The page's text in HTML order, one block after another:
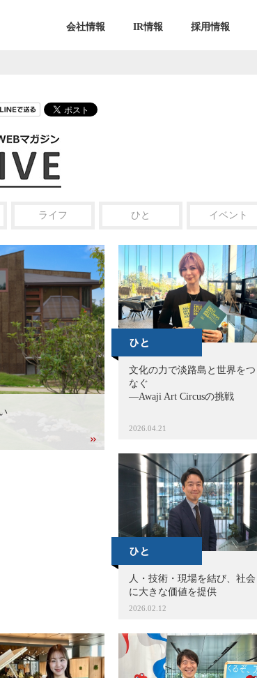
会社情報 IR情報 採用情報
ライフ ひと イベント
文化の力で淡路島と世界をつ
なぐ
—Awaji Art Circusの挑戦
2026.04.21
人・技術・現場を結び、社会
に大きな価値を提供
2026.02.12